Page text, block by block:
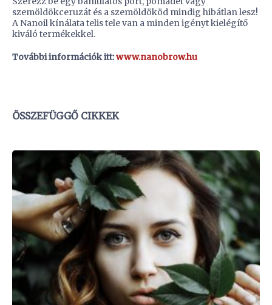
szemöldökceruzát és a szemöldököd mindig hibátlan lesz!
A Nanoil kínálata telis tele van a minden igényt kielégítő
kiváló termékekkel.
További információk itt:www.nanobrow.hu
ÖSSZEFÜGGŐ CIKKEK